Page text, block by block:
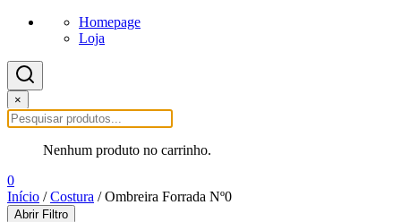
Homepage
Loja
×
Nenhum produto no carrinho.
0
Início /Costura / Ombreira Forrada Nº0
Abrir Filtro